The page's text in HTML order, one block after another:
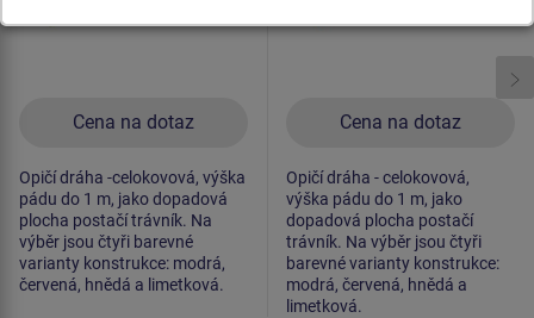
Cena na dotaz
Opičí dráha -celokovová, výška
pádu do 1 m, jako dopadová
plocha postačí trávník. Na
výběr jsou čtyři barevné
varianty konstrukce: modrá,
červená, hnědá a limetková.
Cena na dotaz
Opičí dráha - celokovová,
výška pádu do 1 m, jako
dopadová plocha postačí
trávník. Na výběr jsou čtyři
barevné varianty konstrukce:
modrá, červená, hnědá a
limetková.